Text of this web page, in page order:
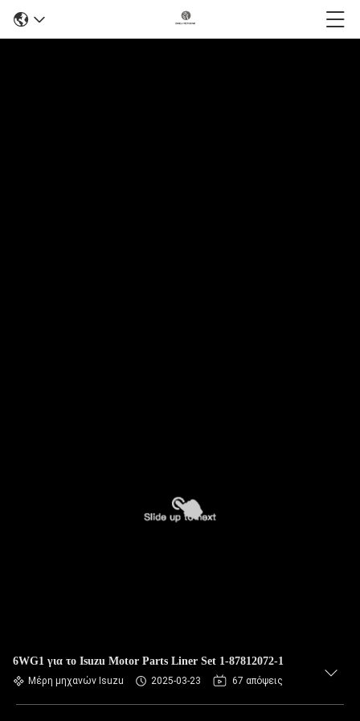
6WG1 για το Isuzu Motor Parts Liner Set 1-87812072-1
Μέρη μηχανών Isuzu 2025-03-23 67 απόψεις